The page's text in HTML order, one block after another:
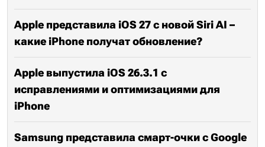
Apple представила iOS 27 с новой Siri AI –
какие iPhone получат обновление?
Apple выпустила iOS 26.3.1 с
исправлениями и оптимизациями для
iPhone
Samsung представила смарт-очки с Google